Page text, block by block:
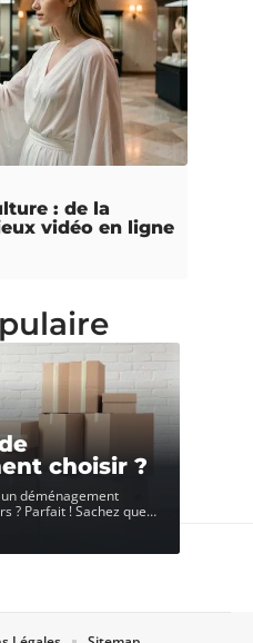
: de la
vidéo en ligne
choisir ?
déménagement
? Parfait ! Sachez que…